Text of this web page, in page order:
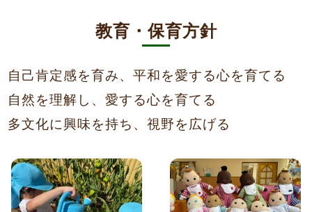
教育・保育方針
自己肯定感を育み、平和を愛する心を育てる
自然を理解し、愛する心を育てる
多文化に興味を持ち、視野を広げる